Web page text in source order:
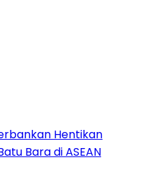
Hentikan
Bara di ASEAN